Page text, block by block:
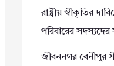
রাষ্ট্রীয় স্বীকৃতির
পরিবারের সদস্যদের
জীবননগর বেনীপুর